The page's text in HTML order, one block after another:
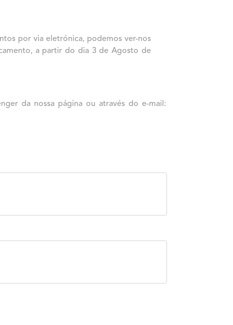
por via eletrónica, podemos ver-nos
a partir do dia 3 de Agosto de
da nossa página ou através do e-mail: